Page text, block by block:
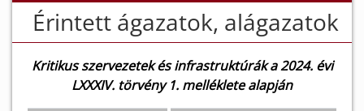
Érintett ágazatok, alágazatok
Kritikus szervezetek és infrastruktúrák a 2024. évi
LXXXIV. törvény 1. melléklete alapján